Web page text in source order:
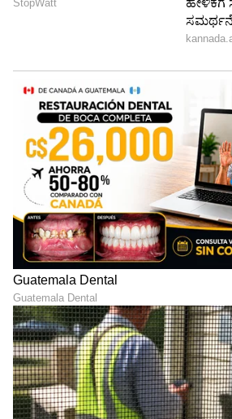
ಸಹಾಯ ಮಾಡುತ್ತಾರೆ ಮತ್ತು ಕೋವಿಡ್‌-
ಸಮಯದಲ್ಲಿಯೂ ಅವರು ಸಾಕಷ್ಟು
5
6
Image Credit :Asianet News
ಪ್ರತಿ ತಿಂಗಳೂ ರೇಷನ್​
ಅನಾಥಾಶ್ರಮ ಒಂದಕ್ಕೆ ಕಿರಣ್​ ರಾಜ್​
ಪ್ರತಿತಿಂಗಳೂ ರೇಷನ್​ ಬರುತ್ತದೆ. 25
ತುಂಬುತ್ತಿದ್ದಾರೆ. ಆಶ್ರಮದ ಮಕ್ಕಳನ್ನು
ಕರೆದುಕೊಂಡು ಹೋಗ್ತಾರೆ. ಈ ಬಗ್ಗೆ
ಭಾವುಕರಾಗಿ ನುಡಿದಿದ್ದಾರೆ.